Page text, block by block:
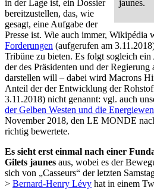
jaunes.
in der Lage ist, ein Dossier
bereitzustellen, das, wie
gesagt, eine Aufgabe der
Presse ist. Wie auch immer, Wikipédia
Forderungen (aufgerufen am
Tribüne zu bieten. Es folgt sogleich
der des Präsidenten und der Regierung
darstellen will – dabei wird Macrons
Anteil der der Entwicklung der
3.11.2018) nicht genannt: vgl. auch
der Gelben Westen und die
November 2018, den LE MONDE
richtig bewertete.
Es sieht erst einmal nach einer
Gilets jaunes aus, wobei es der
sich von „Casseurs“ der letzten
> Bernard-Henry Lévy hat in einem